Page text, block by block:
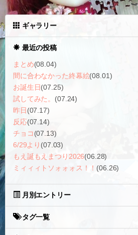
ギャラリー
最近の投稿
まとめ(08.04)
間に合わなかった終幕絵(08.01)
お誕生日(07.25)
試してみた。 (07.24)
昨日(07.17)
反応(07.14)
チョコ(07.13)
6/29より (07.03)
もえ誕もえまつり2026(06.28)
ミィィィトソォォォス！！ (06.26)
月別エントリー
タグ一覧